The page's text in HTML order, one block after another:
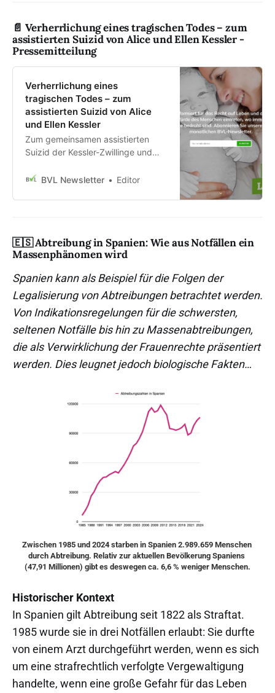
📄 Verherrlichung eines tragischen Todes – zum
assistierten Suizid von Alice und Ellen Kessler -
Pressemitteilung
Verherrlichung eines
tragischen Todes – zum
assistierten Suizid von Alice
und Ellen Kessler
Zum gemeinsamen assistierten
Suizid der Kessler-Zwillinge und
sagte Alexandra Linder,
Lebensrecht e.V., heute in Berlin:
das Sterben selbst in die Hand
nehmen möchten, und sind in die
Humanes Sterben“
BVL Newsletter Editor
🇪🇸 Abtreibung in Spanien: Wie aus Notfällen ein
Massenphänomen wird
Spanien kann als Beispiel für die Folgen der
Legalisierung von Abtreibungen betrachtet werden.
Von Indikationsregelungen für die schwersten,
seltenen Notfälle bis hin zu Massenabtreibungen,
die als Verwirklichung der Frauenrechte präsentiert
werden. Dies leugnet jedoch biologische Fakten…
Zwischen 1985 und 2024 starben in Spanien 2.989.659 Menschen
durch Abtreibung. Relativ zur aktuellen Bevölkerung Spaniens
(47,91 Millionen) gibt es deswegen ca. 6,6 % weniger Menschen.
Historischer Kontext
In Spanien gilt Abtreibung seit 1822 als Straftat.
1985 wurde sie in drei Notfällen erlaubt: Sie durfte
von einem Arzt durchgeführt werden, wenn es sich
um eine strafrechtlich verfolgte Vergewaltigung
handelte, wenn eine große Gefahr für das Leben